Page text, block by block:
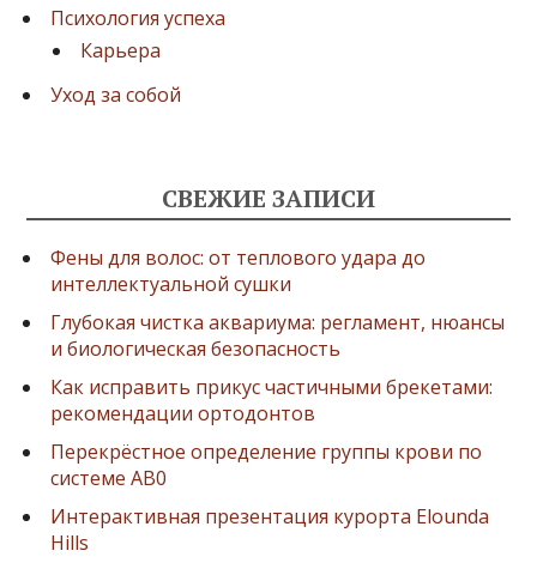
Психология успеха
Карьера
Уход за собой
СВЕЖИЕ ЗАПИСИ
Фены для волос: от теплового удара до
интеллектуальной сушки
Глубокая чистка аквариума: регламент, нюансы
и биологическая безопасность
Как исправить прикус частичными брекетами:
рекомендации ортодонтов
Перекрёстное определение группы крови по
системе AB0
Интерактивная презентация курорта Elounda
Hills